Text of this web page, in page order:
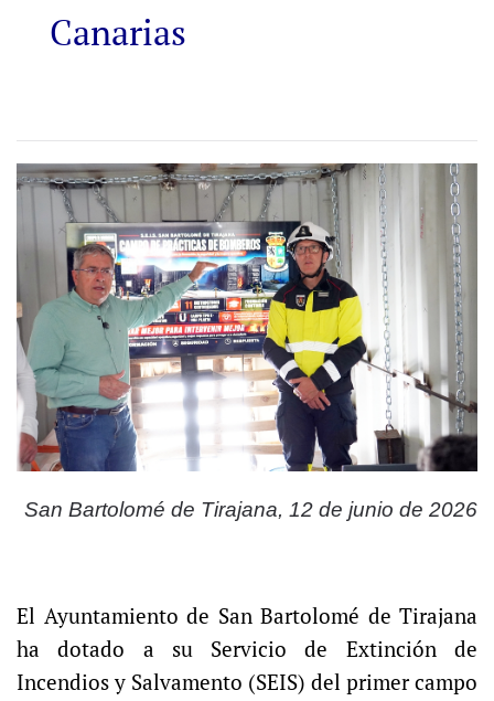
Canarias
San Bartolomé de Tirajana, 12 de junio de 2026
El Ayuntamiento de San Bartolomé de Tirajana
ha dotado a su Servicio de Extinción de
Incendios y Salvamento (SEIS) del primer campo